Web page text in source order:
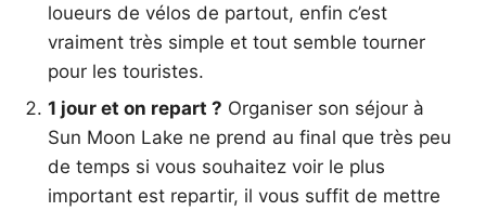
loueurs de vélos de partout, enfin c’est
vraiment très simple et tout semble tourner
pour les touristes.
1 jour et on repart ? Organiser son séjour à
Sun Moon Lake ne prend au final que très peu
de temps si vous souhaitez voir le plus
important est repartir, il vous suffit de mettre